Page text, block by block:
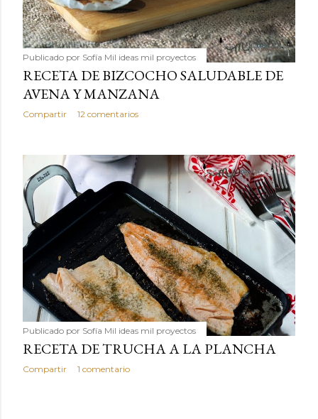
Publicado por Sofía Mil ideas mil proyectos
RECETA DE BIZCOCHO SALUDABLE DE
AVENA Y MANZANA
Compartir 12 comentarios
Publicado por Sofía Mil ideas mil proyectos
RECETA DE TRUCHA A LA PLANCHA
Compartir 1 comentario